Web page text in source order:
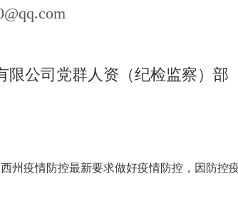
限公司党群人资（纪检监察）部
州疫情防控最新要求做好疫情防控，因防控